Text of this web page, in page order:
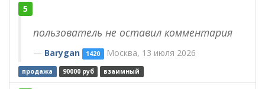
5
пользователь не оставил комментария
Barygan 1420 Москва, 13 июля 2026
продажа 90000 руб взаимный